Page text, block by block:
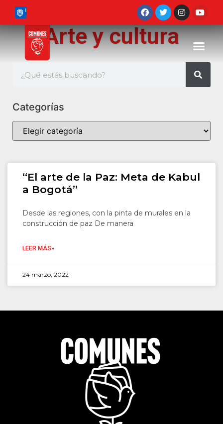
Arte y cultura
Categorías
“El arte de la Paz: Meta de Kabul
a Bogotá”
Desde las regiones, con la pinta de murales en la
construcción de paz De manera
LEER MÁS»
24 marzo, 2022